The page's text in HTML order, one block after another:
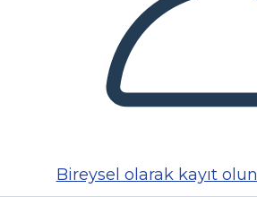
Bireysel olarak kayıt olun